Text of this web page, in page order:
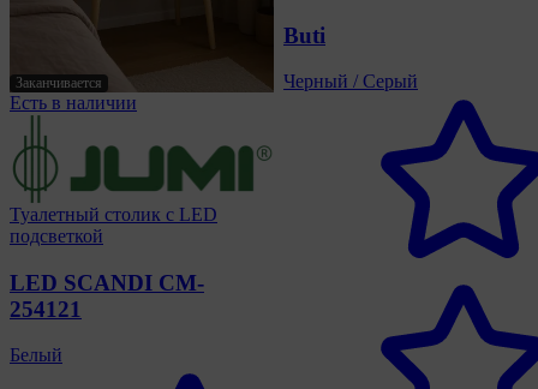
Заканчивается
Есть в наличии
Туалетный столик с LED
подсветкой
LED SCANDI CM-
254121
Белый
Buti
Черный / Серый